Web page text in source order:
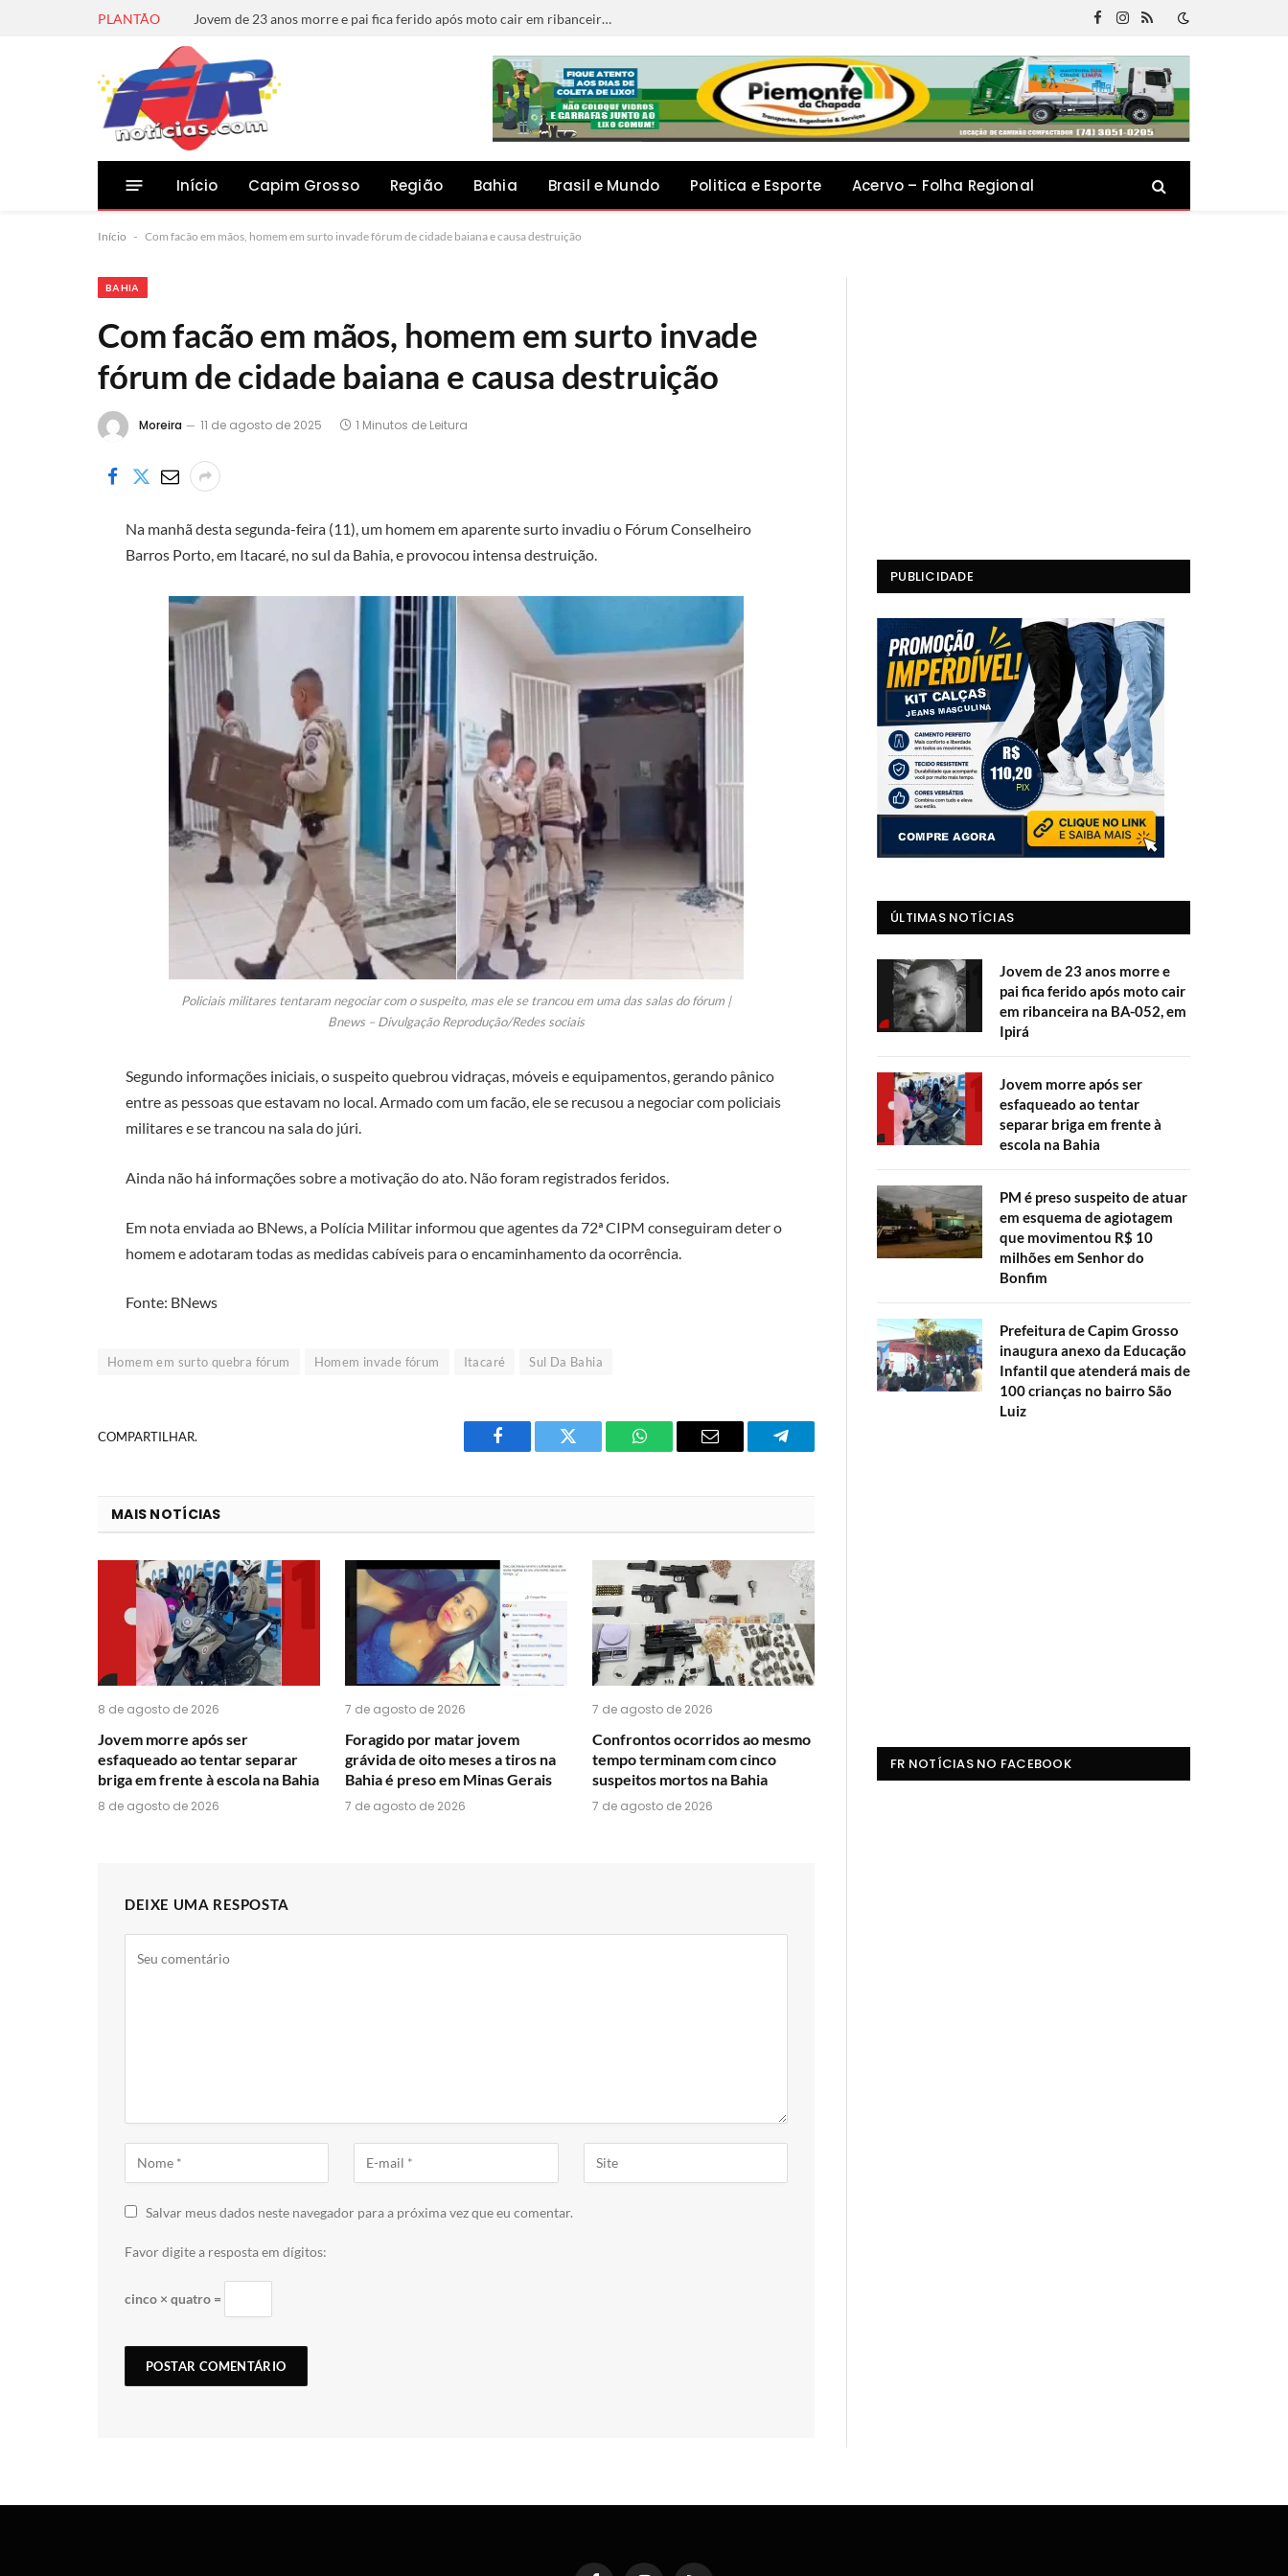
PLANTÃO Jovem de 23 anos morre e pai fica ferido após moto cair em ribanceira na BA-052, em Ipirá
Facebook
Instagram
RSS
Início Capim Grosso Região Bahia Brasil e Mundo Politica e Esporte Acervo – Folha Regional
Início - Com facão em mãos, homem em surto invade fórum de cidade baiana e causa destruição
BAHIA
Com facão em mãos, homem em surto invade
fórum de cidade baiana e causa destruição
Moreira 11 de agosto de 2025 1 Minutos de Leitura
Na manhã desta segunda-feira (11), um homem em aparente surto invadiu o Fórum Conselheiro
Barros Porto, em Itacaré, no sul da Bahia, e provocou intensa destruição.
Policiais militares tentaram negociar com o suspeito, mas ele se trancou em uma das salas do fórum |
Bnews – Divulgação Reprodução/Redes sociais
Segundo informações iniciais, o suspeito quebrou vidraças, móveis e equipamentos, gerando pânico
entre as pessoas que estavam no local. Armado com um facão, ele se recusou a negociar com policiais
militares e se trancou na sala do júri.
Ainda não há informações sobre a motivação do ato. Não foram registrados feridos.
Em nota enviada ao BNews, a Polícia Militar informou que agentes da 72ª CIPM conseguiram deter o
homem e adotaram todas as medidas cabíveis para o encaminhamento da ocorrência.
Fonte: BNews
Homem em surto quebra fórum Homem invade fórum Itacaré Sul Da Bahia
COMPARTILHAR.
Facebook Twitter
O
do
WhatsApp?
E-
Telegrama
MAIS NOTÍCIAS
8 de agosto de 2026
Jovem morre após ser
esfaqueado ao tentar separar
briga em frente à escola na Bahia
8 de agosto de 2026
7 de agosto de 2026
Foragido por matar jovem
grávida de oito meses a tiros na
Bahia é preso em Minas Gerais
7 de agosto de 2026
7 de agosto de 2026
Confrontos ocorridos ao mesmo
tempo terminam com cinco
suspeitos mortos na Bahia
7 de agosto de 2026
DEIXE UMA RESPOSTA
Salvar meus dados neste navegador para a próxima vez que eu comentar.
Favor digite a resposta em dígitos:
cinco × quatro =
PUBLICIDADE
ÚLTIMAS NOTÍCIAS
Jovem de 23 anos morre e
pai fica ferido após moto cair
em ribanceira na BA-052, em
Ipirá
Jovem morre após ser
esfaqueado ao tentar
separar briga em frente à
escola na Bahia
PM é preso suspeito de atuar
em esquema de agiotagem
que movimentou R$ 10
milhões em Senhor do
Bonfim
Prefeitura de Capim Grosso
inaugura anexo da Educação
Infantil que atenderá mais de
100 crianças no bairro São
Luiz
FR NOTÍCIAS NO FACEBOOK